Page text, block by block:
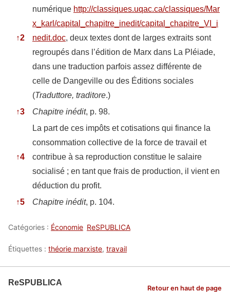
↑2
numérique http://classiques.uqac.ca/classiques/Mar
x_karl/capital_chapitre_inedit/capital_chapitre_VI_i
nedit.doc, deux textes dont de larges extraits sont
regroupés dans l’édition de Marx dans La Pléiade,
dans une traduction parfois assez différente de
celle de Dangeville ou des Éditions sociales
(Traduttore, traditore.)
↑3 Chapitre inédit, p. 98.
↑4
La part de ces impôts et cotisations qui finance la
consommation collective de la force de travail et
contribue à sa reproduction constitue le salaire
socialisé ; en tant que frais de production, il vient en
déduction du profit.
↑5 Chapitre inédit, p. 104.
Catégories : Économie ReSPUBLICA
Étiquettes : théorie marxiste, travail
ReSPUBLICA
Retour en haut de page